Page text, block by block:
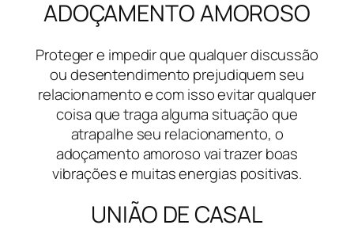
ADOÇAMENTO AMOROSO
Proteger e impedir que qualquer discussão
ou desentendimento prejudiquem seu
relacionamento e com isso evitar qualquer
coisa que traga alguma situação que
atrapalhe seu relacionamento, o
adoçamento amoroso vai trazer boas
vibrações e muitas energias positivas.
UNIÃO DE CASAL